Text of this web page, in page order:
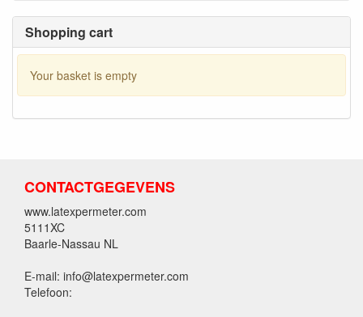
Shopping cart
Your basket is empty
CONTACTGEGEVENS
www.latexpermeter.com
5111XC
Baarle-Nassau NL
E-mail: info@latexpermeter.com
Telefoon: